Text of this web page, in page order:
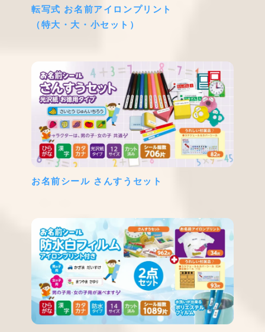
転写式 お名前アイロンプリント
（特大・大・小セット）
お名前シール さんすうセット